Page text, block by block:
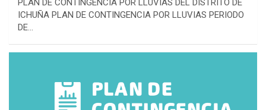
PLAN DE CONTINGENCIA POR LLUVIAS DEL DISTRITO DE
ICHUÑA PLAN DE CONTINGENCIA POR LLUVIAS PERIODO
DE…